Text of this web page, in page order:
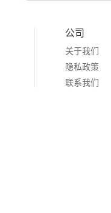
公司
关于我们
隐私政策
联系我们